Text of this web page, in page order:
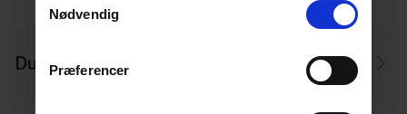
Nødvendig
Præferencer
Du kan måske i stedet bruge